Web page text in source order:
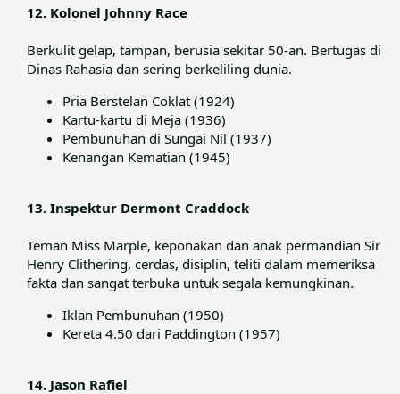
12. Kolonel Johnny Race
Berkulit gelap, tampan, berusia sekitar 50-an. Bertugas di
Dinas Rahasia dan sering berkeliling dunia.​
Pria Berstelan Coklat (1924)
Kartu-kartu di Meja (1936)
Pembunuhan di Sungai Nil (1937)
Kenangan Kematian (1945)
13. Inspektur Dermont Craddock
Teman Miss Marple, keponakan dan anak permandian Sir
Henry Clithering, cerdas, disiplin, teliti dalam memeriksa
fakta dan sangat terbuka untuk segala kemungkinan.​
Iklan Pembunuhan (1950)
Kereta 4.50 dari Paddington (1957)
14. Jason Rafiel